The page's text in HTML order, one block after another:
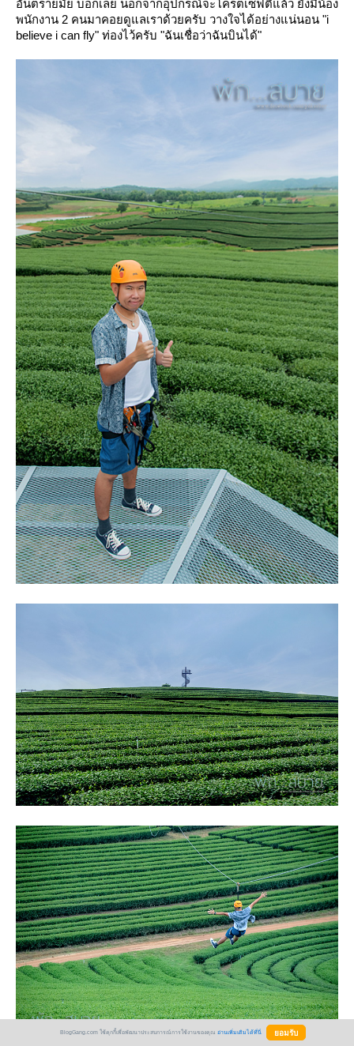
อันตรายมั้ย บอกเลย นอกจากอุปกรณ์จะโครตเซฟตี้แล้ว ยังมีน้อง
พนักงาน 2 คนมาคอยดูแลเราด้วยครับ วางใจได้อย่างแน่นอน "i
believe i can fly" ท่องไว้ครับ "ฉันเชื่อว่าฉันบินได้"
BlogGang.com ใช้คุกกี้เพื่อพัฒนาประสบการณ์การใช้งานของคุณ อ่านเพิ่มเติมได้ที่นี่